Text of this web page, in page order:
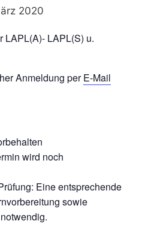
2020
LAPL(A)- LAPL(S) u.
Anmeldung perE-Mail
wird noch
Eine entsprechende
sowie